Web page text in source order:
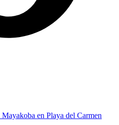
en Playa del Carmen